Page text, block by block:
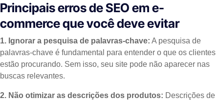
Principais erros de SEO em e-
commerce que você deve evitar
1. Ignorar a pesquisa de palavras-chave: A pesquisa de
palavras-chave é fundamental para entender o que os clientes
estão procurando. Sem isso, seu site pode não aparecer nas
buscas relevantes.
2. Não otimizar as descrições dos produtos: Descrições de